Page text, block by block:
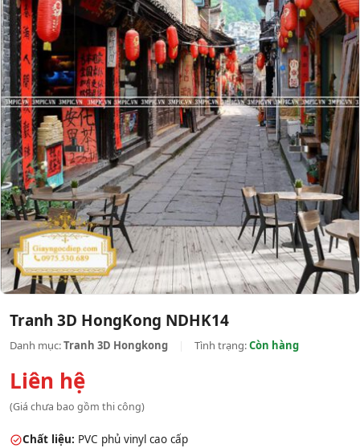
Tranh 3D HongKong NDHK14
Danh mục:Tranh 3D Hongkong Tình trạng:Còn hàng
Liên hệ
(Giá chưa bao gồm thi công)
Chất liệu: PVC phủ vinyl cao cấp